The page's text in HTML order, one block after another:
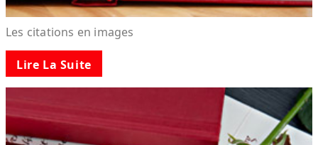
Les citations en images
Lire La Suite